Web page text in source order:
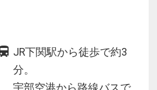
JR下関駅から徒歩で約3
分。
宇部空港から路線バスで